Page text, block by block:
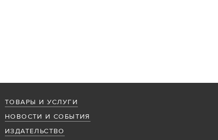
ТОВАРЫ И УСЛУГИ
НОВОСТИ И СОБЫТИЯ
ИЗДАТЕЛЬСТВО